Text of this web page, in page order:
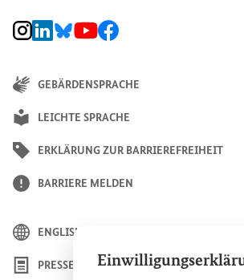
BMZ Instagram-Kanal, Externer Link
BMZ LinkedIn Unternehmensseite, Externer
BMZ Bluesky-Seite, Externer Link
BMZ Youtube-Kanal, Externer Link
BMZ Facebook-Seite, Externer
GEBÄRDENSPRACHE
LEICHTE SPRACHE
ERKLÄRUNG ZUR BARRIEREFREIHEIT
BARRIERE MELDEN
ENGLISH
PRESSE